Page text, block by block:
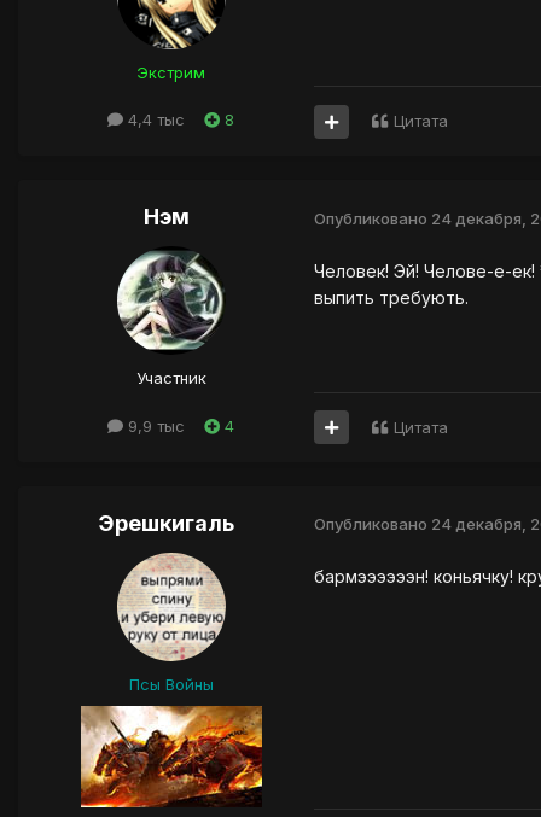
Экстрим
4,4 тыс 8 Цитата
Нэм
Участник
9,9 тыс 4
Опубликовано 24 декабря,
Человек! Эй! Челове-е-
выпить требують.
Цитата
Эрешкигаль
Псы Войны
Опубликовано 24 декабря,
бармээээээн! коньячку!